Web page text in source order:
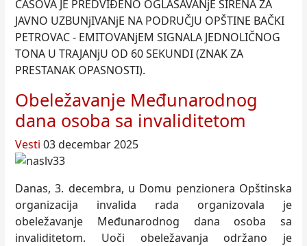
ČASOVA JE PREDVIĐENO OGLAŠAVANjE SIRENA ZA
JAVNO UZBUNjIVANjE NA PODRUČJU OPŠTINE BAČKI
PETROVAC - EMITOVANjEM SIGNALA JEDNOLIČNOG
TONA U TRAJANjU OD 60 SEKUNDI (ZNAK ZA
PRESTANAK OPASNOSTI).
Obeležavanje Međunarodnog
dana osoba sa invaliditetom
Vesti 03 decembar 2025
Danas, 3. decembra, u Domu penzionera Opštinska
organizacija invalida rada organizovala je
obeležavanje Međunarodnog dana osoba sa
invaliditetom. Uoči obeležavanja održano je